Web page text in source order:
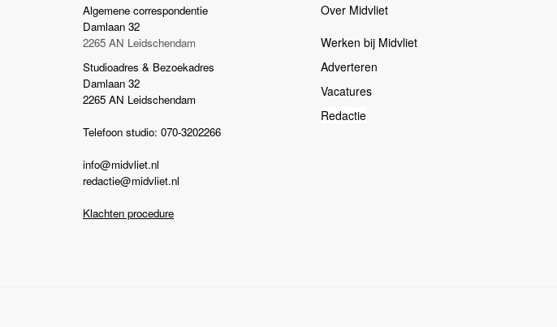
Algemene correspondentie
Damlaan 32
2265 AN Leidschendam
Studioadres & Bezoekadres
Damlaan 32
2265 AN Leidschendam
Telefoon studio: 070-3202266
info@midvliet.nl
redactie@midvliet.nl
Klachten procedure
Over Midvliet
Werken bij Midvliet
Adverteren
Vacatures
Redactie